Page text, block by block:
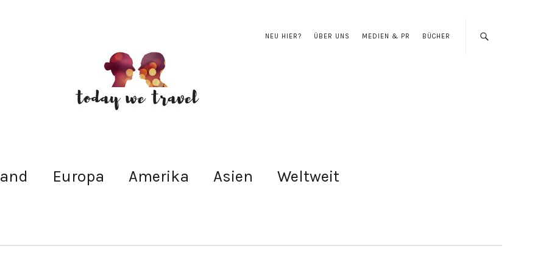
NEU HIER? ÜBER UNS MEDIEN & PR BÜCHER
Europa Amerika Asien Weltweit